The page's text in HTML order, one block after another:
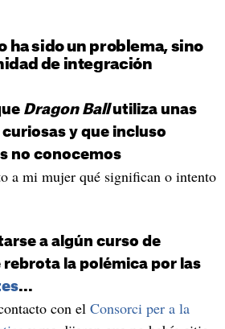
ha sido un problema, sino
de integración
Dragon Ballutiliza unas
y que incluso
no conocemos
a mi mujer qué significan o intento
a algún curso de
rebrota la polémica por las
...
con el Consorci per a la